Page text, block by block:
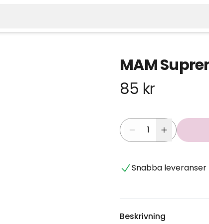
MAM
85 kr
Snabba leveranser
Beskrivning